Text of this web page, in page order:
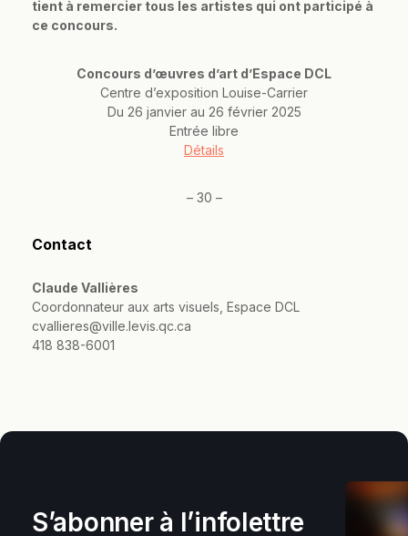
tient à remercier tous les artistes qui ont participé à
ce concours.
Concours d’œuvres d’art d’Espace DCL
Centre d’exposition Louise-Carrier
Du 26 janvier au 26 février 2025
Entrée libre
Détails
– 30 –
Contact
Claude Vallières
Coordonnateur aux arts visuels, Espace DCL
cvallieres@ville.levis.qc.ca
418 838-6001
S’abonner à l’infolettre